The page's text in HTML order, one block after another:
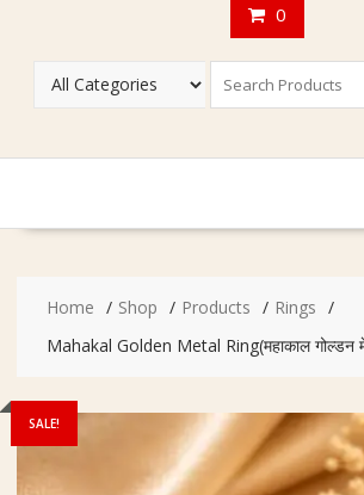
0
Home Shop Products
Rings
Mahakal Golden Metal Ring(महाकाल गोल्डन
SALE!